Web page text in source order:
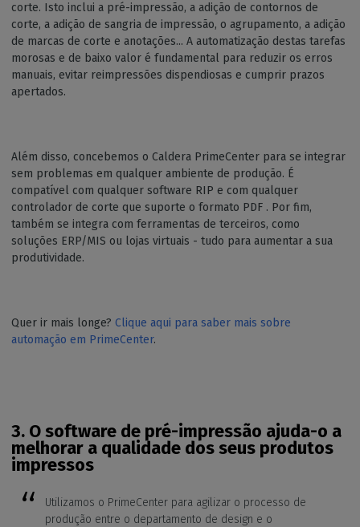
corte. Isto inclui a pré-impressão, a adição de contornos de
corte, a adição de sangria de impressão, o agrupamento, a adição
de marcas de corte e anotações... A automatização destas tarefas
morosas e de baixo valor é fundamental para reduzir os erros
manuais, evitar reimpressões dispendiosas e cumprir prazos
apertados.
Além disso, concebemos o Caldera PrimeCenter para se integrar
sem problemas em qualquer ambiente de produção. É
compatível com qualquer software RIP e com qualquer
controlador de corte que suporte o formato PDF . Por fim,
também se integra com ferramentas de terceiros, como
soluções ERP/MIS ou lojas virtuais - tudo para aumentar a sua
produtividade.
Quer ir mais longe? Clique aqui para saber mais sobre
automação em PrimeCenter.
3. O software de pré-impressão ajuda-o a
melhorar a qualidade dos seus produtos
impressos
Utilizamos o PrimeCenter para agilizar o processo de
produção entre o departamento de design e o